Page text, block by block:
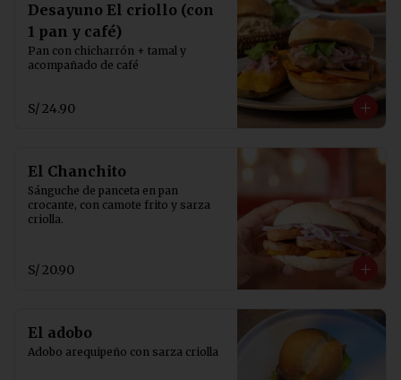
Desayuno El criollo (con
1 pan y café)
Pan con chicharrón + tamal y
acompañado de café
S/ 24.90
El Chanchito
Sánguche de panceta en pan
crocante, con camote frito y sarza
criolla.
S/ 20.90
El adobo
Adobo arequipeño con sarza criolla